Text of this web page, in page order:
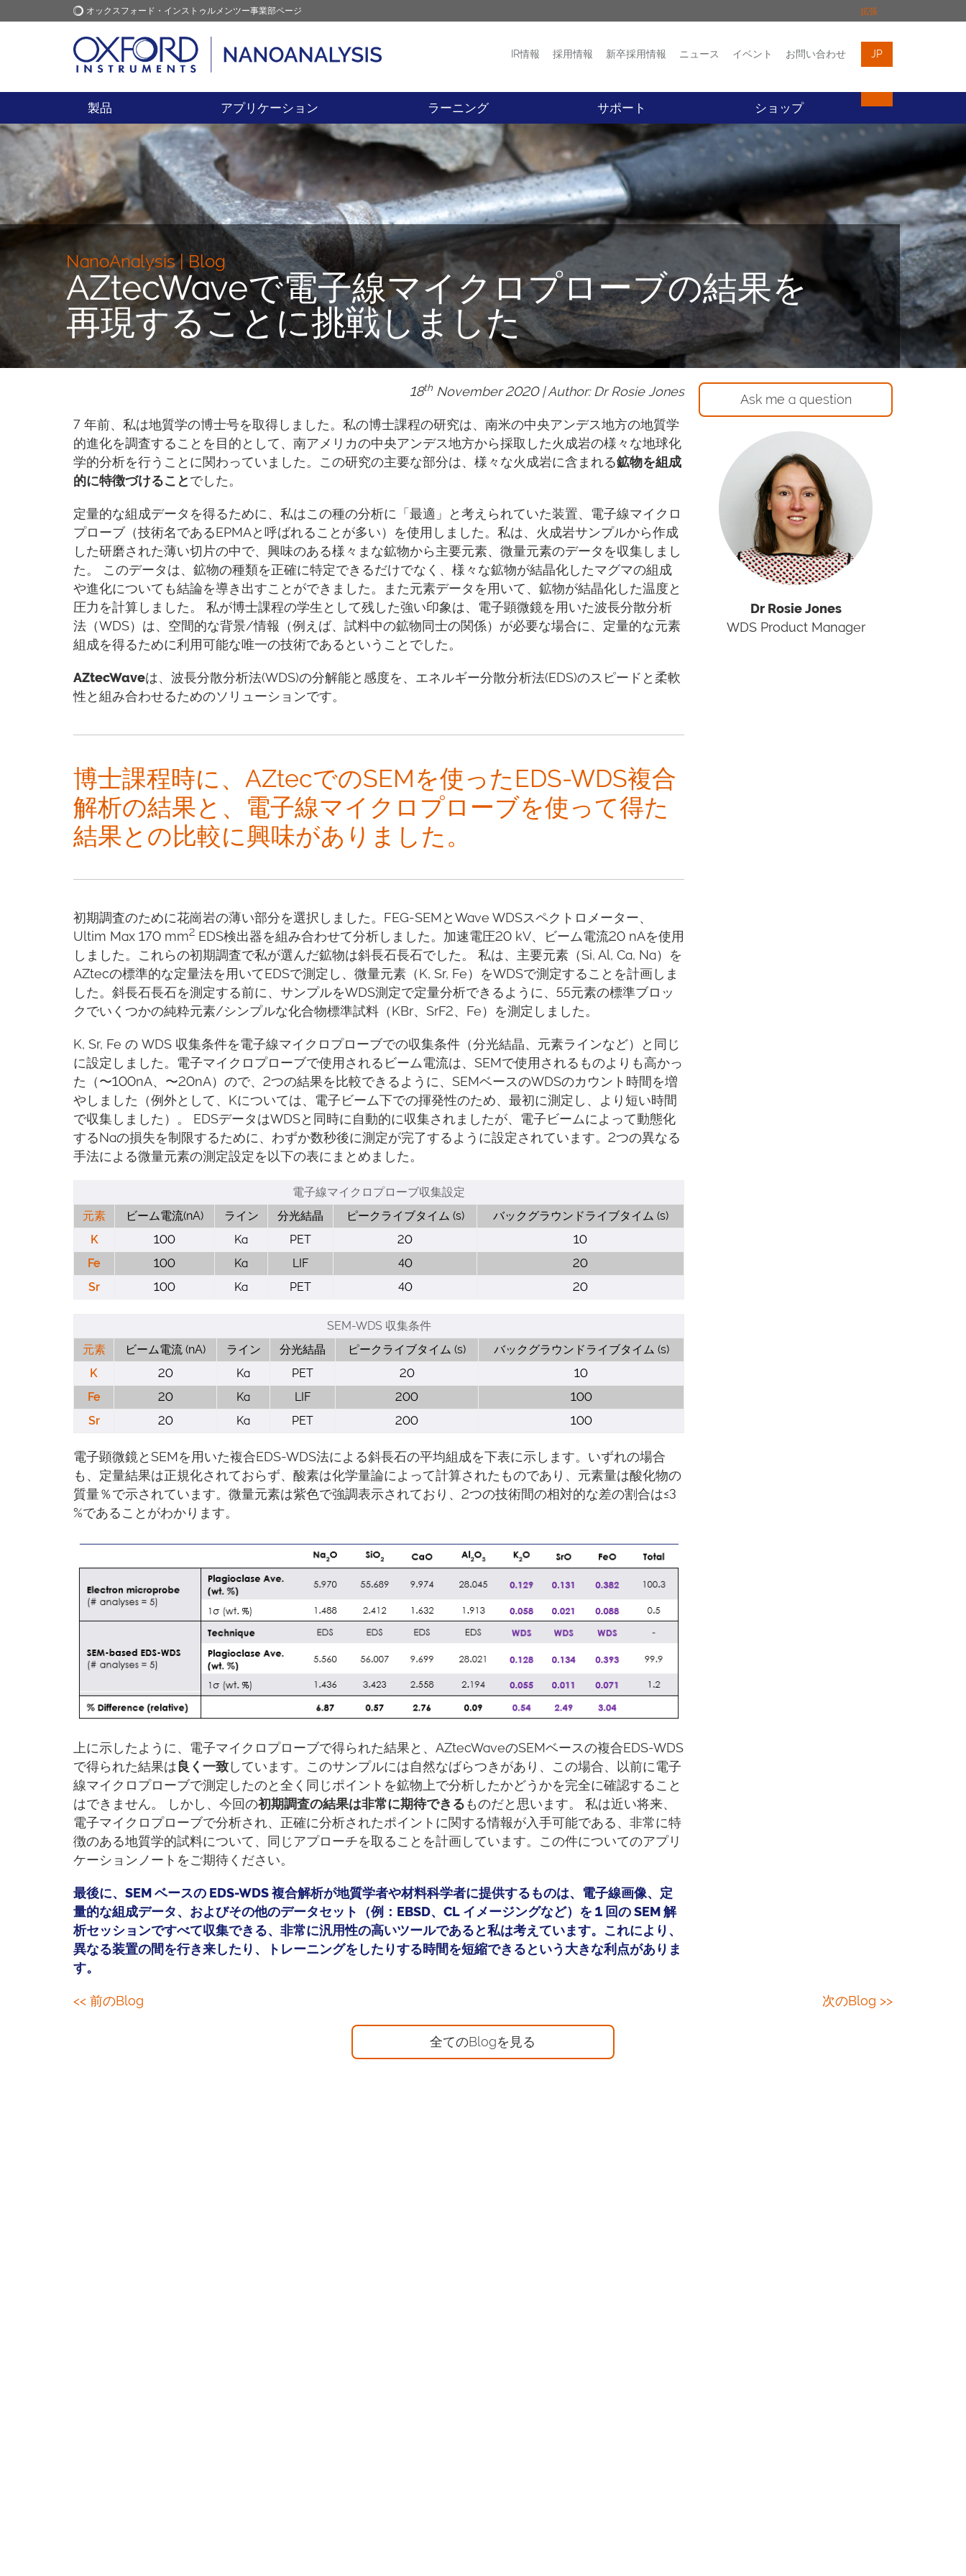
オックスフォード・インストゥルメンツー事業部ページ 拡張
オックスフォード・インス
トゥルメンツ
アプリケーション ニュース イベント お問い合わせ
IR情報 採用情報 新卒採用情報 ニュース イベント お問い合わせ JP
製品 アプリケーション ラーニング サポート ショップ
NanoAnalysis | Blog
AZtecWaveで電子線マイクロプローブの結果を
再現することに挑戦しました
18th November 2020 | Author: Dr Rosie Jones
7 年前、私は地質学の博士号を取得しました。私の博士課程の研究は、南米の中央アンデス地方の地質学
的進化を調査することを目的として、南アメリカの中央アンデス地方から採取した火成岩の様々な地球化
学的分析を行うことに関わっていました。この研究の主要な部分は、様々な火成岩に含まれる鉱物を組成
的に特徴づけることでした。
定量的な組成データを得るために、私はこの種の分析に「最適」と考えられていた装置、電子線マイクロ
プローブ（技術名であるEPMAと呼ばれることが多い）を使用しました。私は、火成岩サンプルから作成
した研磨された薄い切片の中で、興味のある様々まな鉱物から主要元素、微量元素のデータを収集しまし
た。 このデータは、鉱物の種類を正確に特定できるだけでなく、様々な鉱物が結晶化したマグマの組成
や進化についても結論を導き出すことができました。また元素データを用いて、鉱物が結晶化した温度と
圧力を計算しました。 私が博士課程の学生として残した強い印象は、電子顕微鏡を用いた波長分散分析
法（WDS）は、空間的な背景/情報（例えば、試料中の鉱物同士の関係）が必要な場合に、定量的な元素
組成を得るために利用可能な唯一の技術であるということでした。
AZtecWaveは、波長分散分析法(WDS)の分解能と感度を、エネルギー分散分析法(EDS)のスピードと柔軟
性と組み合わせるためのソリューションです。
博士課程時に、AZtecでのSEMを使ったEDS-WDS複合
解析の結果と、電子線マイクロプローブを使って得た
結果との比較に興味がありました。
初期調査のために花崗岩の薄い部分を選択しました。FEG-SEMとWave WDSスペクトロメーター、
Ultim Max 170 mm2 EDS検出器を組み合わせて分析しました。加速電圧20 kV、ビーム電流20 nAを使用
しました。これらの初期調査で私が選んだ鉱物は斜長石長石でした。 私は、主要元素（Si, Al, Ca, Na）を
AZtecの標準的な定量法を用いてEDSで測定し、微量元素（K, Sr, Fe）をWDSで測定することを計画しま
した。斜長石長石を測定する前に、サンプルをWDS測定で定量分析できるように、55元素の標準ブロッ
クでいくつかの純粋元素/シンプルな化合物標準試料（KBr、SrF2、Fe）を測定しました。
K, Sr, Fe の WDS 収集条件を電子線マイクロプローブでの収集条件（分光結晶、元素ラインなど）と同じ
に設定しました。電子マイクロプローブで使用されるビーム電流は、SEMで使用されるものよりも高かっ
た（〜100nA、〜20nA）ので、2つの結果を比較できるように、SEMベースのWDSのカウント時間を増
やしました（例外として、Kについては、電子ビーム下での揮発性のため、最初に測定し、より短い時間
で収集しました）。 EDSデータはWDSと同時に自動的に収集されましたが、電子ビームによって動態化
するNaの損失を制限するために、わずか数秒後に測定が完了するように設定されています。2つの異なる
手法による微量元素の測定設定を以下の表にまとめました。
電子線マイクロプローブ収集設定
元素
ビーム電流(nA) ライン 分光結晶 ピークライブタイム (s)
バックグラウンドライブタイム (s)
K
100 Ka PET 20
10
Fe
100 Ka LIF 40
20
Sr
100 Ka PET 40 20
SEM-WDS 収集条件
元素
ビーム電流 (nA) ライン 分光結晶 ピークライブタイム (s)
バックグラウンドライブタイム (s)
K
20 Ka PET 20
10
Fe
20 Ka LIF 200
100
Sr
20 Ka PET 200 100
電子顕微鏡とSEMを用いた複合EDS-WDS法による斜長石の平均組成を下表に示します。いずれの場合
も、定量結果は正規化されておらず、酸素は化学量論によって計算されたものであり、元素量は酸化物の
質量％で示されています。微量元素は紫色で強調表示されており、2つの技術間の相対的な差の割合は≤3
%であることがわかります。
上に示したように、電子マイクロプローブで得られた結果と、AZtecWaveのSEMベースの複合EDS-WDS
で得られた結果は良く一致しています。このサンプルには自然なばらつきがあり、この場合、以前に電子
線マイクロプローブで測定したのと全く同じポイントを鉱物上で分析したかどうかを完全に確認すること
はできません。 しかし、今回の初期調査の結果は非常に期待できるものだと思います。 私は近い将来、
電子マイクロプローブで分析され、正確に分析されたポイントに関する情報が入手可能である、非常に特
徴のある地質学的試料について、同じアプローチを取ることを計画しています。この件についてのアプリ
ケーションノートをご期待ください。
最後に、SEM ベースの EDS-WDS 複合解析が地質学者や材料科学者に提供するものは、電子線画像、定
量的な組成データ、およびその他のデータセット（例：EBSD、CL イメージングなど）を 1 回の SEM 解
析セッションですべて収集できる、非常に汎用性の高いツールであると私は考えています。これにより、
異なる装置の間を行き来したり、トレーニングをしたりする時間を短縮できるという大きな利点がありま
す。
Ask me a question
Dr Rosie Jones
WDS Product Manager
<< 前のBlog 次のBlog >>
全てのBlogを見る